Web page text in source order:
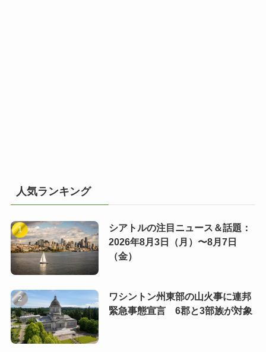
人気ランキング
シアトルの注目ニュース＆話題：
2026年8月3日（月）〜8月7日
（金）
ワシントン州東部の山火事に連邦
緊急事態宣言 6郡と3部族が対象